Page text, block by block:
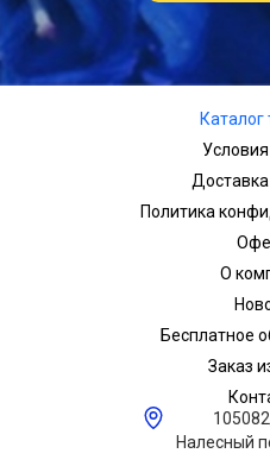
Каталог
Политика
О
Бесплатное
Заказ
Налесный